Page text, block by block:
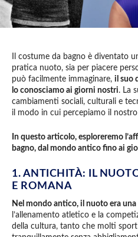
Il costume da bagno è diventato
pratica nuoto, sia per piacere
può facilmente immaginare, il suo
lo conosciamo ai giorni nostri. La
cambiamenti sociali, culturali e
il modo in cui percepiamo il
In questo articolo, esploreremo
bagno, dal mondo antico fino ai
1. ANTICHITÀ: IL
E ROMANA
Nel mondo antico, il nuoto era
l’allenamento atletico e la
della cultura, tanto che molti